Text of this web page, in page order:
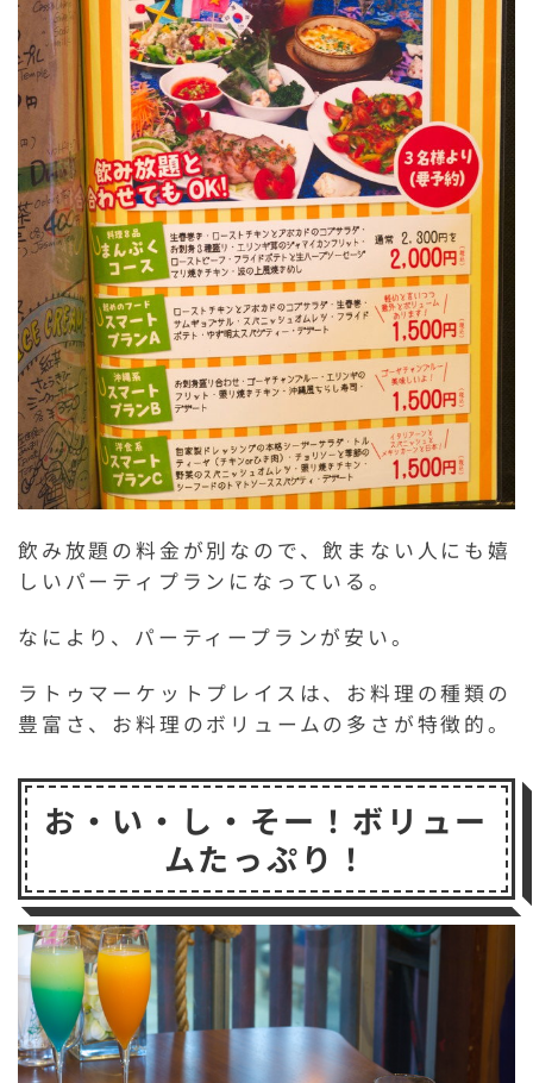
飲み放題の料金が別なので、飲まない人にも嬉
しいパーティプランになっている。
なにより、パーティープランが安い。
ラトゥマーケットプレイスは、お料理の種類の
豊富さ、お料理のボリュームの多さが特徴的。
お・い・し・そー！ボリュー
ムたっぷり！